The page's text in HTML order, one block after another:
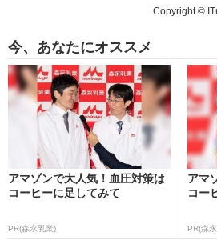
Copyright ©
今、あなたにオススメ
アマゾンで大人気！血圧対策は
コーヒーに足してみて
PR(森永乳業)
アマ
コー
PR(森